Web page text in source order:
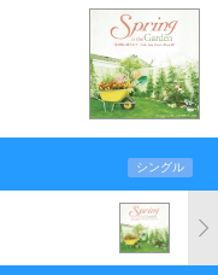
シングル